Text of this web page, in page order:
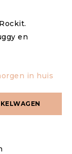
en
in huis